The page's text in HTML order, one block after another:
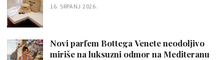
16. SRPANJ 2026.
Novi parfem Bottega Venete neodoljivo
miriše na luksuzni odmor na Mediteranu